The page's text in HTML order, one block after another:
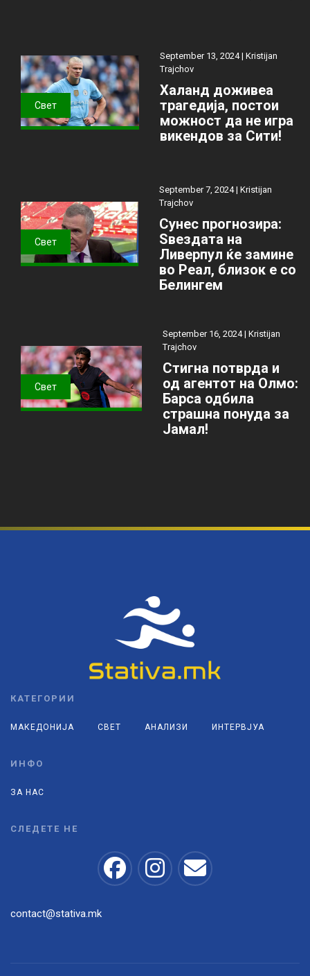
Свет
September 13, 2024 | Kristijan
Trajchov
Халанд доживеа
трагедија, постои
можност да не игра
викендов за Сити!
Свет
September 7, 2024 | Kristijan
Trajchov
Сунес прогнозира:
Ѕвездата на
Ливерпул ќе замине
во Реал, близок е со
Белингем
Свет
September 16, 2024 | Kristijan
Trajchov
Стигна потврда и
од агентот на Олмо:
Барса одбила
страшна понуда за
Јамал!
КАТЕГОРИИ
МАКЕДОНИЈА СВЕТ АНАЛИЗИ ИНТЕРВЈУА
ИНФО
ЗА НАС
СЛЕДЕТЕ НЕ
contact@stativa.mk